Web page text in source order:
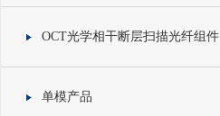
OCT光学相干断层扫描光纤组件
单模产品